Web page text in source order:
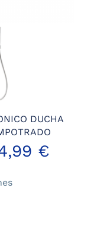
DUCHA
€
producto